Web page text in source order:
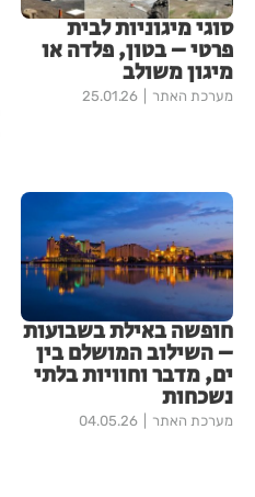
סוגי מיגוניות לבית
פרטי – בטון, פלדה או
מיגון משולב
מערכת האתר 25.01.26
חופשה באילת בשבועות
– השילוב המושלם בין
ים, מדבר וחוויות בלתי
נשכחות
מערכת האתר 04.05.26